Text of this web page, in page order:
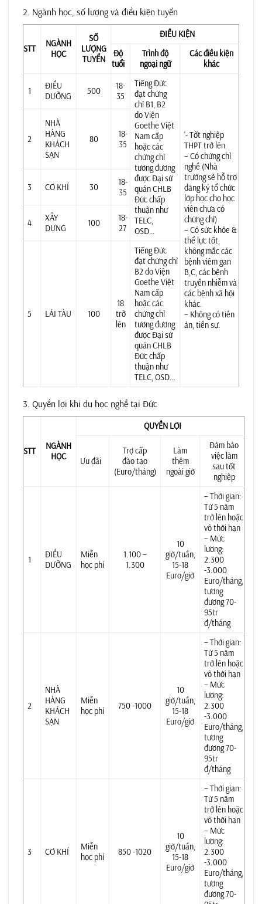
2. Ngành học, số lượng và điều kiện tuyển
STT
NGÀNH
HỌC
SỐ
LƯỢNG
TUYỂN
ĐIỀU KIỆN
Độ
tuổi
Trình độ
ngoại ngữ
Các điều kiện
khác
1
ĐIỀU
DƯỠNG
500
18-
35
Tiếng Đức
đạt chứng
chỉ B1, B2
do Viện
Goethe Việt
Nam cấp
hoặc các
chứng chỉ
tương đương
được Đại sứ
quán CHLB
Đức chấp
thuận như
TELC,
OSD…
‘- Tốt nghiệp
THPT trở lên
– Có chứng chỉ
nghề (Nhà
trường sẽ hỗ trợ
đăng ký tổ chức
lớp học cho học
viên chưa có
chứng chỉ)
– Có sức khỏe &
thể lực tốt,
không mắc các
bệnh viêm gan
B,C, các bệnh
truyền nhiễm và
các bệnh xã hội
khác.
– Không có tiền
án, tiền sự.
2
NHÀ
HÀNG
KHÁCH
SẠN
80
18-
35
3 CƠ KHÍ 30
18-
35
4
XÂY
DỰNG
100
18-
27
5 LÁI TÀU 100
18
trở
lên
Tiếng Đức
đạt chứng chỉ
B2 do Viện
Goethe Việt
Nam cấp
hoặc các
chứng chỉ
tương đương
được Đại sứ
quán CHLB
Đức chấp
thuận như
TELC, OSD…
3. Quyền lợi khi du học nghề tại Đức
STT
NGÀNH
HỌC
QUYỀN LỢI
Ưu đãi
Trợ cấp
đào tạo
(Euro/tháng)
Làm
thêm
ngoài giờ
Đảm bảo
việc làm
sau tốt
nghiệp
1
ĐIỀU
DƯỠNG
Miễn
học phí
1.100 –
1.300
10
giờ/tuần,
15-18
Euro/giờ
– Thời gian:
Từ 5 năm
trở lên hoặc
vô thời hạn
– Mức
lương:
2.300
-3.000
Euro/tháng,
tương
đương 70-
95tr
đ/tháng
2
NHÀ
HÀNG
KHÁCH
SẠN
Miễn
học phí
750 -1000
10
giờ/tuần,
15-18
Euro/giờ
– Thời gian:
Từ 5 năm
trở lên hoặc
vô thời hạn
– Mức
lương:
2.300
-3.000
Euro/tháng,
tương
đương 70-
95tr
đ/tháng
3 CƠ KHÍ
Miễn
học phí
850 -1020
10
giờ/tuần,
15-18
Euro/giờ
– Thời gian:
Từ 5 năm
trở lên hoặc
vô thời hạn
– Mức
lương:
2.300
-3.000
Euro/tháng,
tương
đương 70-